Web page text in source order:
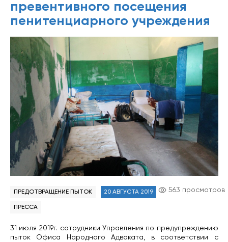
превентивного посещения
пенитенциарного учреждения
ПРЕДОТВРАЩЕНИЕ ПЫТОК
ПРЕССА
20 АВГУСТА 2019 563 просмотров
31 июля 2019г. сотрудники Управления по предупреждению
пыток Офиса Народного Адвоката, в соответствии с